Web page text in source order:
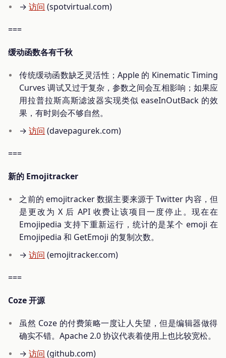
→访问 (spotvirtual.com)
===
缓动函数各有千秋
传统缓动函数缺乏灵活性；Apple 的 Kinematic Timing
Curves 调试又过于复杂，参数之间会互相影响；如果应
用拉普拉斯高斯滤波器实现类似 easeInOutBack 的效
果，有时则会不够自然。
→访问 (davepagurek.com)
===
新的 Emojitracker
之前的 emojitracker 数据主要来源于 Twitter 内容，但
是更改为 X 后 API 收费让该项目一度停止。现在在
Emojipedia 支持下重新运行，统计的是某个 emoji 在
Emojipedia 和 GetEmoji 的复制次数。
→访问 (emojitracker.com)
===
Coze 开源
虽然 Coze 的付费策略一度让人失望，但是编辑器做得
确实不错。Apache 2.0 协议代表着使用上也比较宽松。
→访问 (github.com)